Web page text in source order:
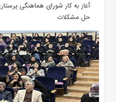
آغاز به کار شورای هماهنگی
حل مشکلات